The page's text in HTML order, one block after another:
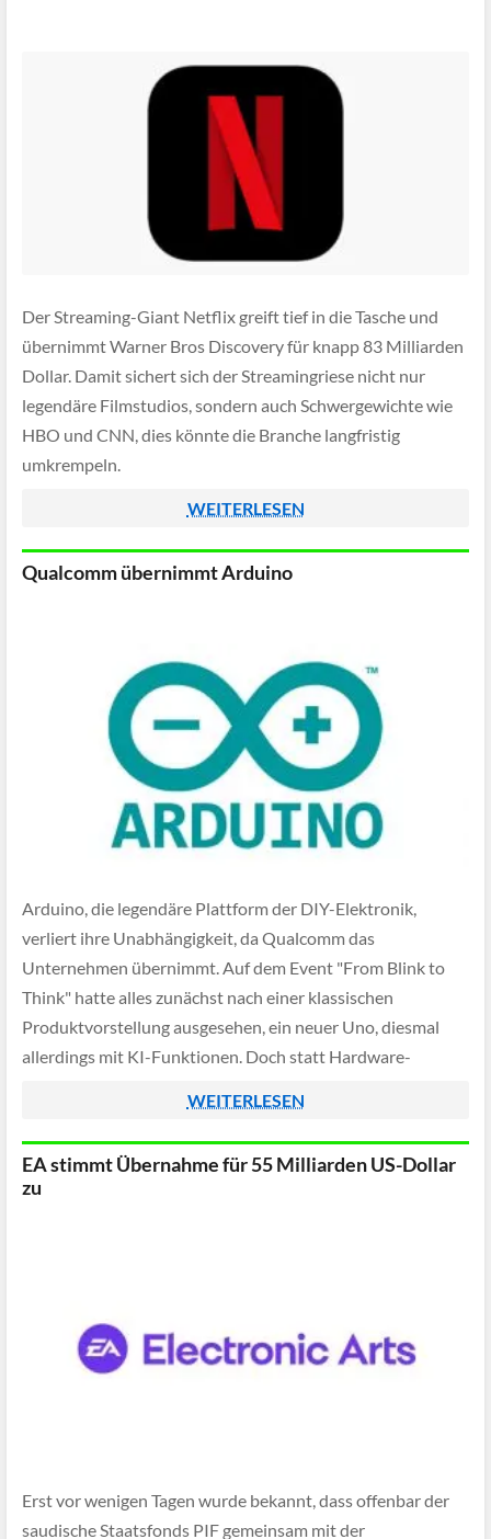
Der Streaming-Giant Netflix greift tief in die Tasche und
übernimmt Warner Bros Discovery für knapp 83 Milliarden
Dollar. Damit sichert sich der Streamingriese nicht nur
legendäre Filmstudios, sondern auch Schwergewichte wie
HBO und CNN, dies könnte die Branche langfristig
umkrempeln.
WEITERLESEN
Qualcomm übernimmt Arduino
Arduino, die legendäre Plattform der DIY-Elektronik,
verliert ihre Unabhängigkeit, da Qualcomm das
Unternehmen übernimmt. Auf dem Event "From Blink to
Think" hatte alles zunächst nach einer klassischen
Produktvorstellung ausgesehen, ein neuer Uno, diesmal
allerdings mit KI-Funktionen. Doch statt Hardware-
Übernahme durch Qualcomm. Der Deal sei bereits seit
einem Jahr vorbereitet, […]
WEITERLESEN
EA stimmt Übernahme für 55 Milliarden US-Dollar
zu
Erst vor wenigen Tagen wurde bekannt, dass offenbar der
saudische Staatsfonds PIF gemeinsam mit der